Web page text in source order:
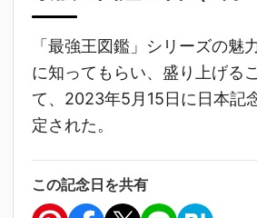
「最強王図鑑」シリーズの魅
に知ってもらい、盛り上げる
て、2023年5月15日に日本記
定された。
この記念日を共有